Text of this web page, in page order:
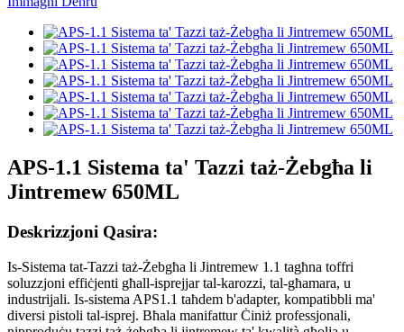
APS-1.1 Sistema ta' Tazzi taż-Żebgħa li
Jintremew 650ML
Deskrizzjoni Qasira:
Is-Sistema tat-Tazzi taż-Żebgħa li Jintremew 1.1 tagħna toffri
soluzzjoni effiċjenti għall-isprejjar tal-karozzi, tal-għamara, u
industrijali. Is-sistema APS1.1 taħdem b'adapter, kompatibbli ma'
diversi pistoli tal-isprej. Bħala manifattur Ċiniż professjonali,